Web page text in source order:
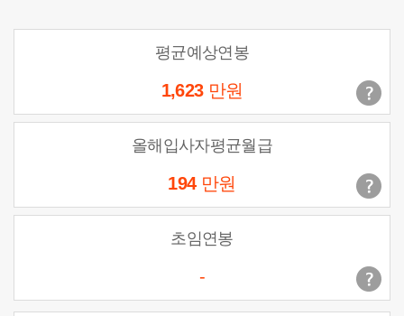
평균예상연봉
1,623 만원
올해입사자평균월급
194 만원
초임연봉
-